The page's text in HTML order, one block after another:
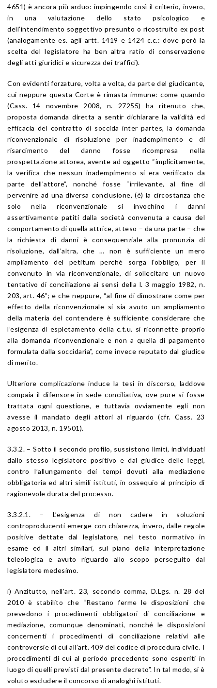
4651) è ancora più arduo: impingendo così il criterio, invero,
in una valutazione dello stato psicologico e
dell’intendimento soggettivo presunto o ricostruito ex post
(analogamente es. agli artt. 1419 e 1424 c.c.: dove però la
scelta del legislatore ha ben altra ratio di conservazione
degli atti giuridici e sicurezza dei traffici).
Con evidenti forzature, volta a volta, da parte del giudicante,
cui neppure questa Corte è rimasta immune: come quando
(Cass. 14 novembre 2008, n. 27255) ha ritenuto che,
proposta domanda diretta a sentir dichiarare la validità ed
efficacia del contratto di soccida inter partes, la domanda
riconvenzionale di risoluzione per inadempimento e di
risarcimento del danno fosse ricompresa nella
prospettazione attorea, avente ad oggetto “implicitamente,
la verifica che nessun inadempimento si era verificato da
parte dell’attore”, nonché fosse “irrilevante, al fine di
pervenire ad una diversa conclusione, (è) la circostanza che
solo nella riconvenzionale si invochino i danni
assertivamente patiti dalla società convenuta a causa del
comportamento di quella attrice, atteso – da una parte – che
la richiesta di danni è consequenziale alla pronunzia di
risoluzione, dall’altra, che … non è sufficiente un mero
ampliamento del petitum perché sorga l’obbligo, per il
convenuto in via riconvenzionale, di sollecitare un nuovo
tentativo di conciliazione ai sensi della l. 3 maggio 1982, n.
203, art. 46”; e che neppure, “al fine di dimostrare come per
effetto della riconvenzionale si sia avuto un ampliamento
della materia del contendere è sufficiente considerare che
l’esigenza di espletamento della c.t.u. si riconnette proprio
alla domanda riconvenzionale e non a quella di pagamento
formulata dalla soccidaria”, come invece reputato dal giudice
di merito.
Ulteriore complicazione induce la tesi in discorso, laddove
compaia il difensore in sede conciliativa, ove pure si fosse
trattata ogni questione, e tuttavia ovviamente egli non
avesse il mandato degli attori al riguardo (cfr. Cass. 23
agosto 2013, n. 19501).
3.3.2. – Sotto il secondo profilo, sussistono limiti, individuati
dallo stesso legislatore positivo e dal giudice delle leggi,
contro l’allungamento dei tempi dovuti alla mediazione
obbligatoria ed altri simili istituti, in ossequio al principio di
ragionevole durata del processo.
3.3.2.1. – L’esigenza di non cadere in soluzioni
controproducenti emerge con chiarezza, invero, dalle regole
positive dettate dal legislatore, nel testo normativo in
esame ed il altri similari, sul piano della interpretazione
teleologica e avuto riguardo allo scopo perseguito dal
legislatore medesimo.
i) Anzitutto, nell’art. 23, secondo comma, D.Lgs. n. 28 del
2010 è stabilito che “Restano ferme le disposizioni che
prevedono i procedimenti obbligatori di conciliazione e
mediazione, comunque denominati, nonché le disposizioni
concernenti i procedimenti di conciliazione relativi alle
controversie di cui all’art. 409 del codice di procedura civile. I
procedimenti di cui al periodo precedente sono esperiti in
luogo di quelli previsti dal presente decreto”. In tal modo, si è
voluto escludere il concorso di analoghi istituti.